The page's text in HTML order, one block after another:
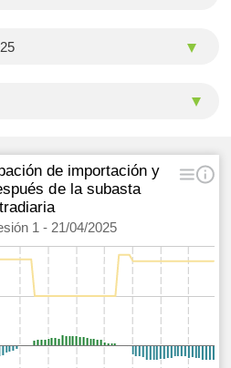
de importación y
de la subasta
1 - 21/04/2025